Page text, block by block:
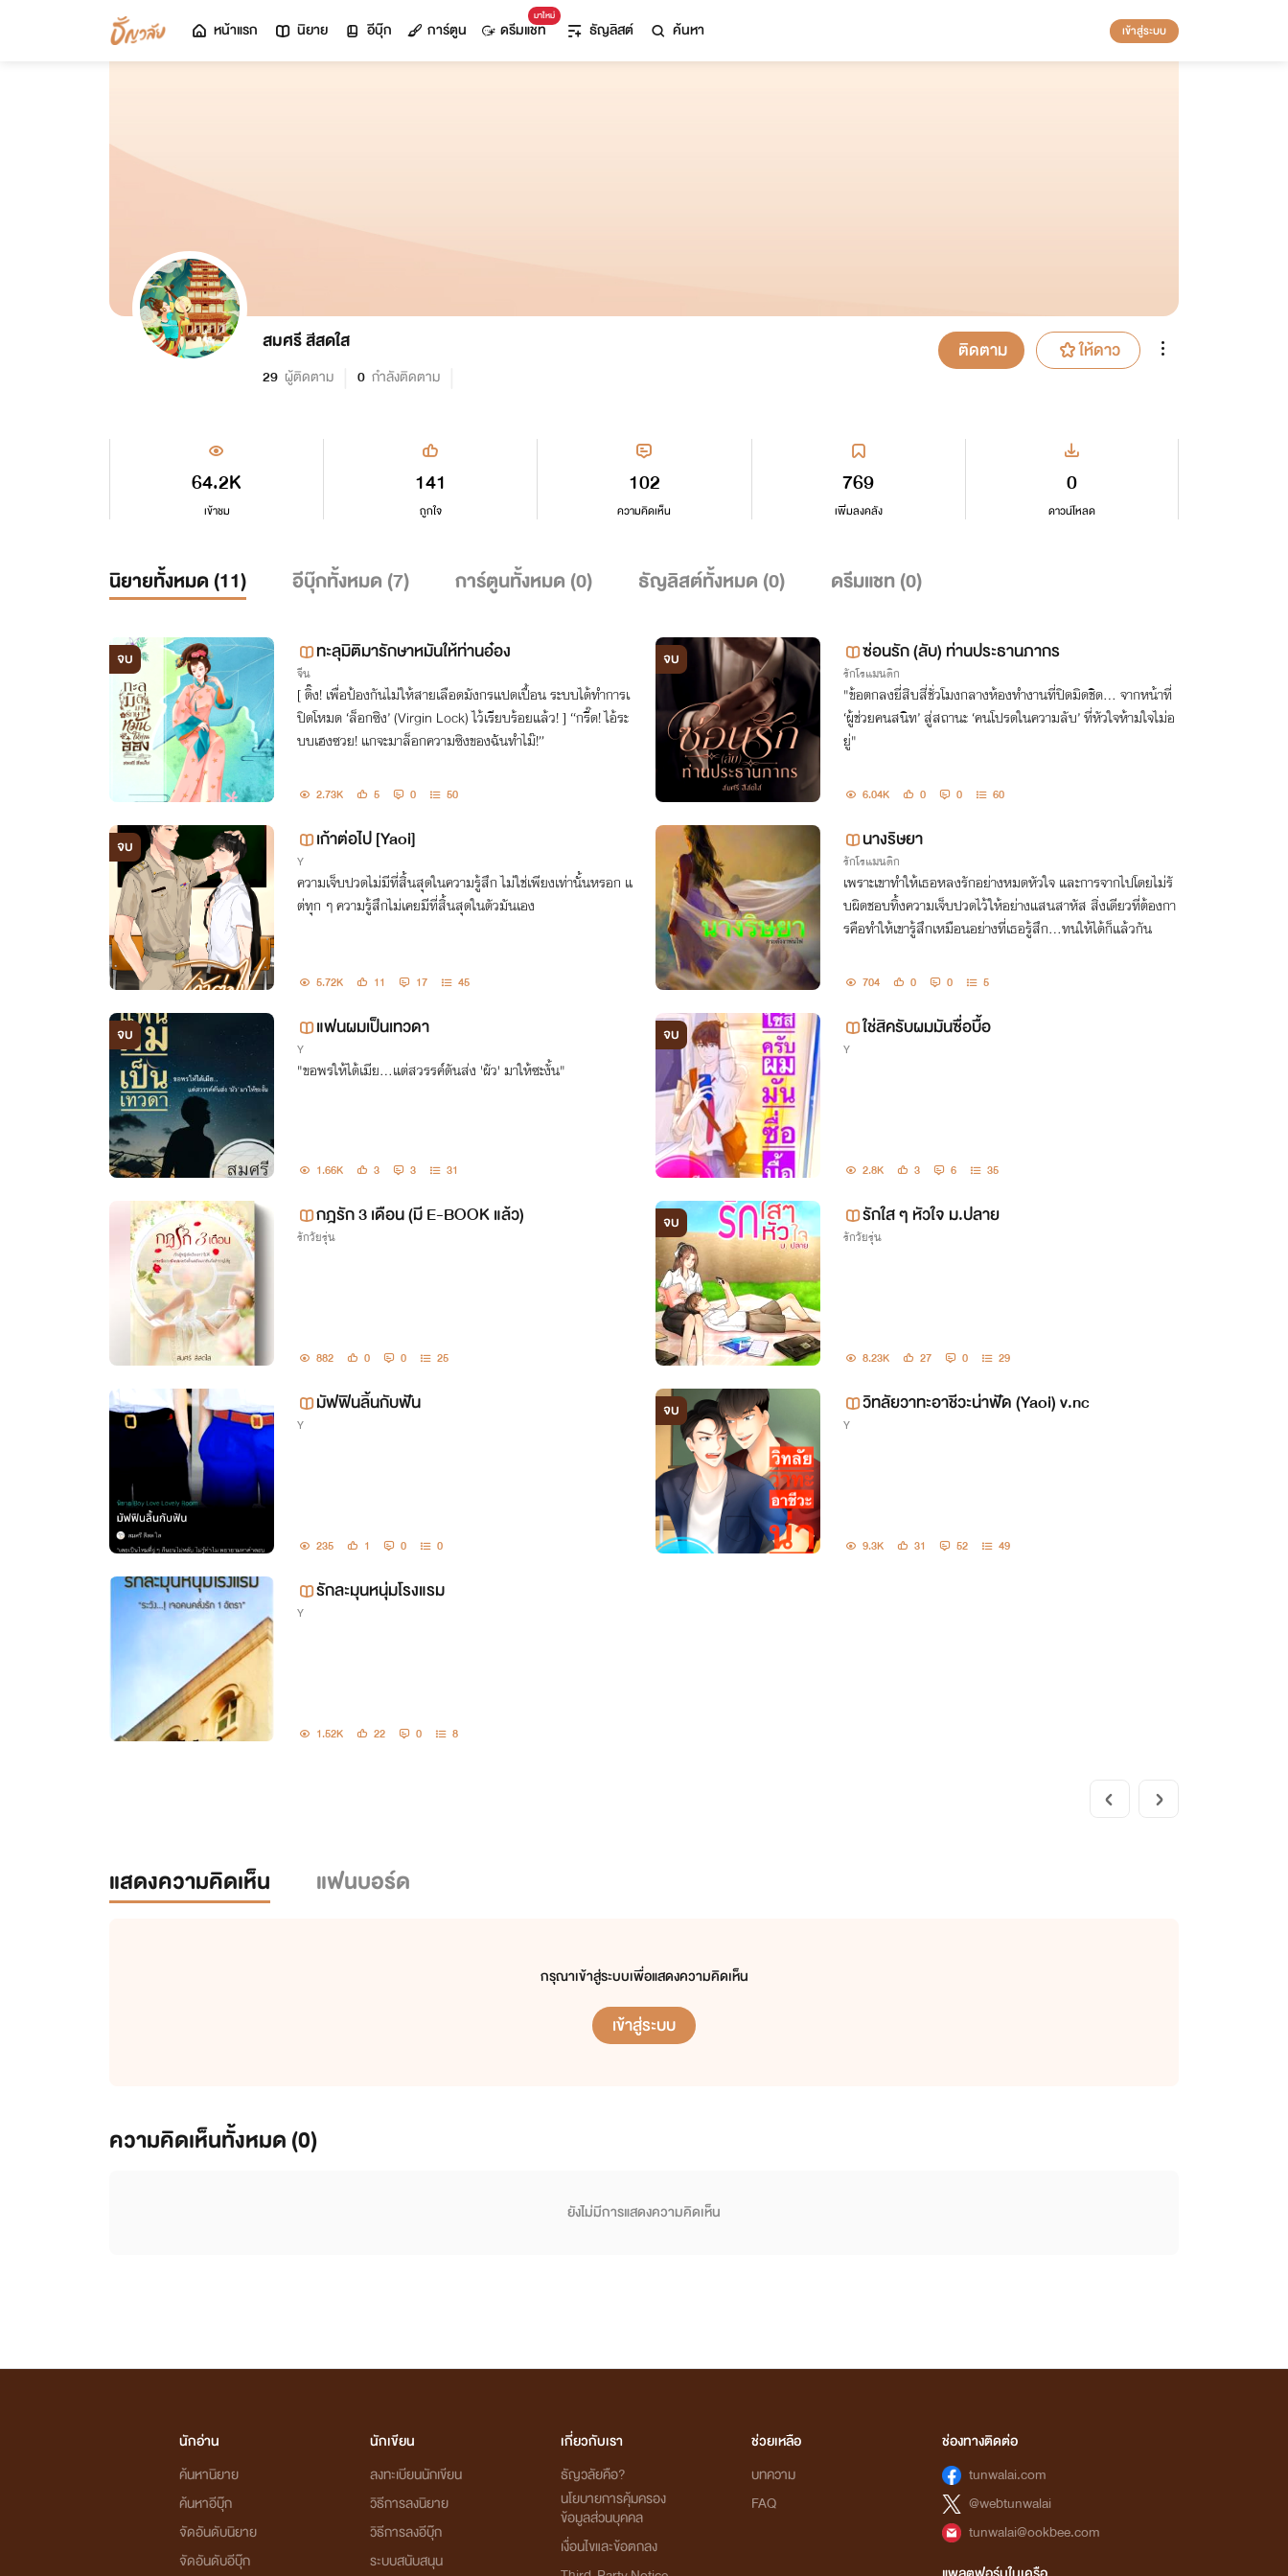
หน้าแรก นิยาย อีบุ๊ก การ์ตูน
มาใหม่
ดรีมแชท ธัญลิสต์ ค้นหา เข้าสู่ระบบ
สมศรี สีสดใส
29 ผู้ติดตาม 0 กำลังติดตาม
ติดตาม ให้ดาว
64.2K
เข้าชม
769
เพิ่มลงคลัง
141
ถูกใจ
0
ดาวน์โหลด
102
ความคิดเห็น
นิยายทั้งหมด (11) อีบุ๊กทั้งหมด (7) การ์ตูนทั้งหมด (0) ธัญลิสต์ทั้งหมด (0) ดรีมแชท (0)
จบ ทะลุมิติมารักษาหมันให้ท่านอ๋อง
จีน
[ ติ๊ง! เพื่อป้องกันไม่ให้สายเลือดมังกรแปดเปื้อน ระบบได้ทำการเ
ปิดโหมด ‘ล็อกซิง’ (Virgin Lock) ไว้เรียบร้อยแล้ว! ] “กรี๊ด! ไอ้ระ
บบเฮงซวย! แกจะมาล็อกความซิงของฉันทำไม๊!”
2.73K 5 0 50
จบ ซ่อนรัก (ลับ) ท่านประธานภากร
รักโรแมนติก
"ข้อตกลงยี่สิบสี่ชั่วโมงกลางห้องทำงานที่ปิดมิดชิด... จากหน้าที่
‘ผู้ช่วยคนสนิท’ สู่สถานะ ‘คนโปรดในความลับ’ ที่หัวใจห้ามใจไม่อ
ยู่"
6.04K 0 0 60
จบ เก้าต่อไป [Yaoi]
Y
ความเจ็บปวดไม่มีที่สิ้นสุดในความรู้สึก ไม่ใช่เพียงเท่านั้นหรอก แ
ต่ทุก ๆ ความรู้สึกไม่เคยมีที่สิ้นสุดในตัวมันเอง
5.72K 11 17 45
นางริษยา
รักโรแมนติก
เพราะเขาทำให้เธอหลงรักอย่างหมดหัวใจ และการจากไปโดยไม่รั
บผิดชอบทิ้งความเจ็บปวดไว้ให้อย่างแสนสาหัส สิ่งเดียวที่ต้องกา
รคือทำให้เขารู้สึกเหมือนอย่างที่เธอรู้สึก...ทนให้ได้ก็แล้วกัน
704 0 0 5
จบ แฟนผมเป็นเทวดา
Y
"ขอพรให้ได้เมีย...แต่สวรรค์ดันส่ง 'ผัว' มาให้ซะงั้น"
1.66K 3 3 31
จบ ใช่สิครับผมมันซื่อบื้อ
Y
2.8K 3 6 35
กฎรัก 3 เดือน (มี E-BOOK แล้ว)
รักวัยรุ่น
882 0 0 25
จบ รักใส ๆ หัวใจ ม.ปลาย
รักวัยรุ่น
8.23K 27 0 29
มัฟฟินลิ้นกับฟัน
Y
235 1 0 0
จบ วิทลัยวาทะอาชีวะน่าฟัด (Yaoi) v.nc
Y
9.3K 31 52 49
รักละมุนหนุ่มโรงแรม
Y
1.52K 22 0 8
แสดงความคิดเห็น แฟนบอร์ด
กรุณาเข้าสู่ระบบเพื่อแสดงความคิดเห็น
เข้าสู่ระบบ
ความคิดเห็นทั้งหมด (0)
ยังไม่มีการแสดงความคิดเห็น
นักอ่าน
ค้นหานิยาย
ค้นหาอีบุ๊ก
จัดอันดับนิยาย
จัดอันดับอีบุ๊ก
นักเขียน
ลงทะเบียนนักเขียน
วิธีการลงนิยาย
วิธีการลงอีบุ๊ก
ระบบสนับสนุน
เกี่ยวกับเรา
ธัญวลัยคือ?
นโยบายการคุ้มครอง
ข้อมูลส่วนบุคคล
เงื่อนไขและข้อตกลง
ช่วยเหลือ
บทความ
FAQ
ช่องทางติดต่อ
tunwalai.com
@webtunwalai
tunwalai@ookbee.com